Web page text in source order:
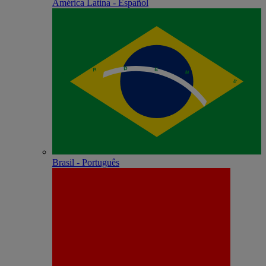
América Latina - Español
Brasil - Português